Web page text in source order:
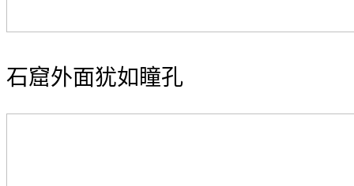
石窟外面犹如瞳孔